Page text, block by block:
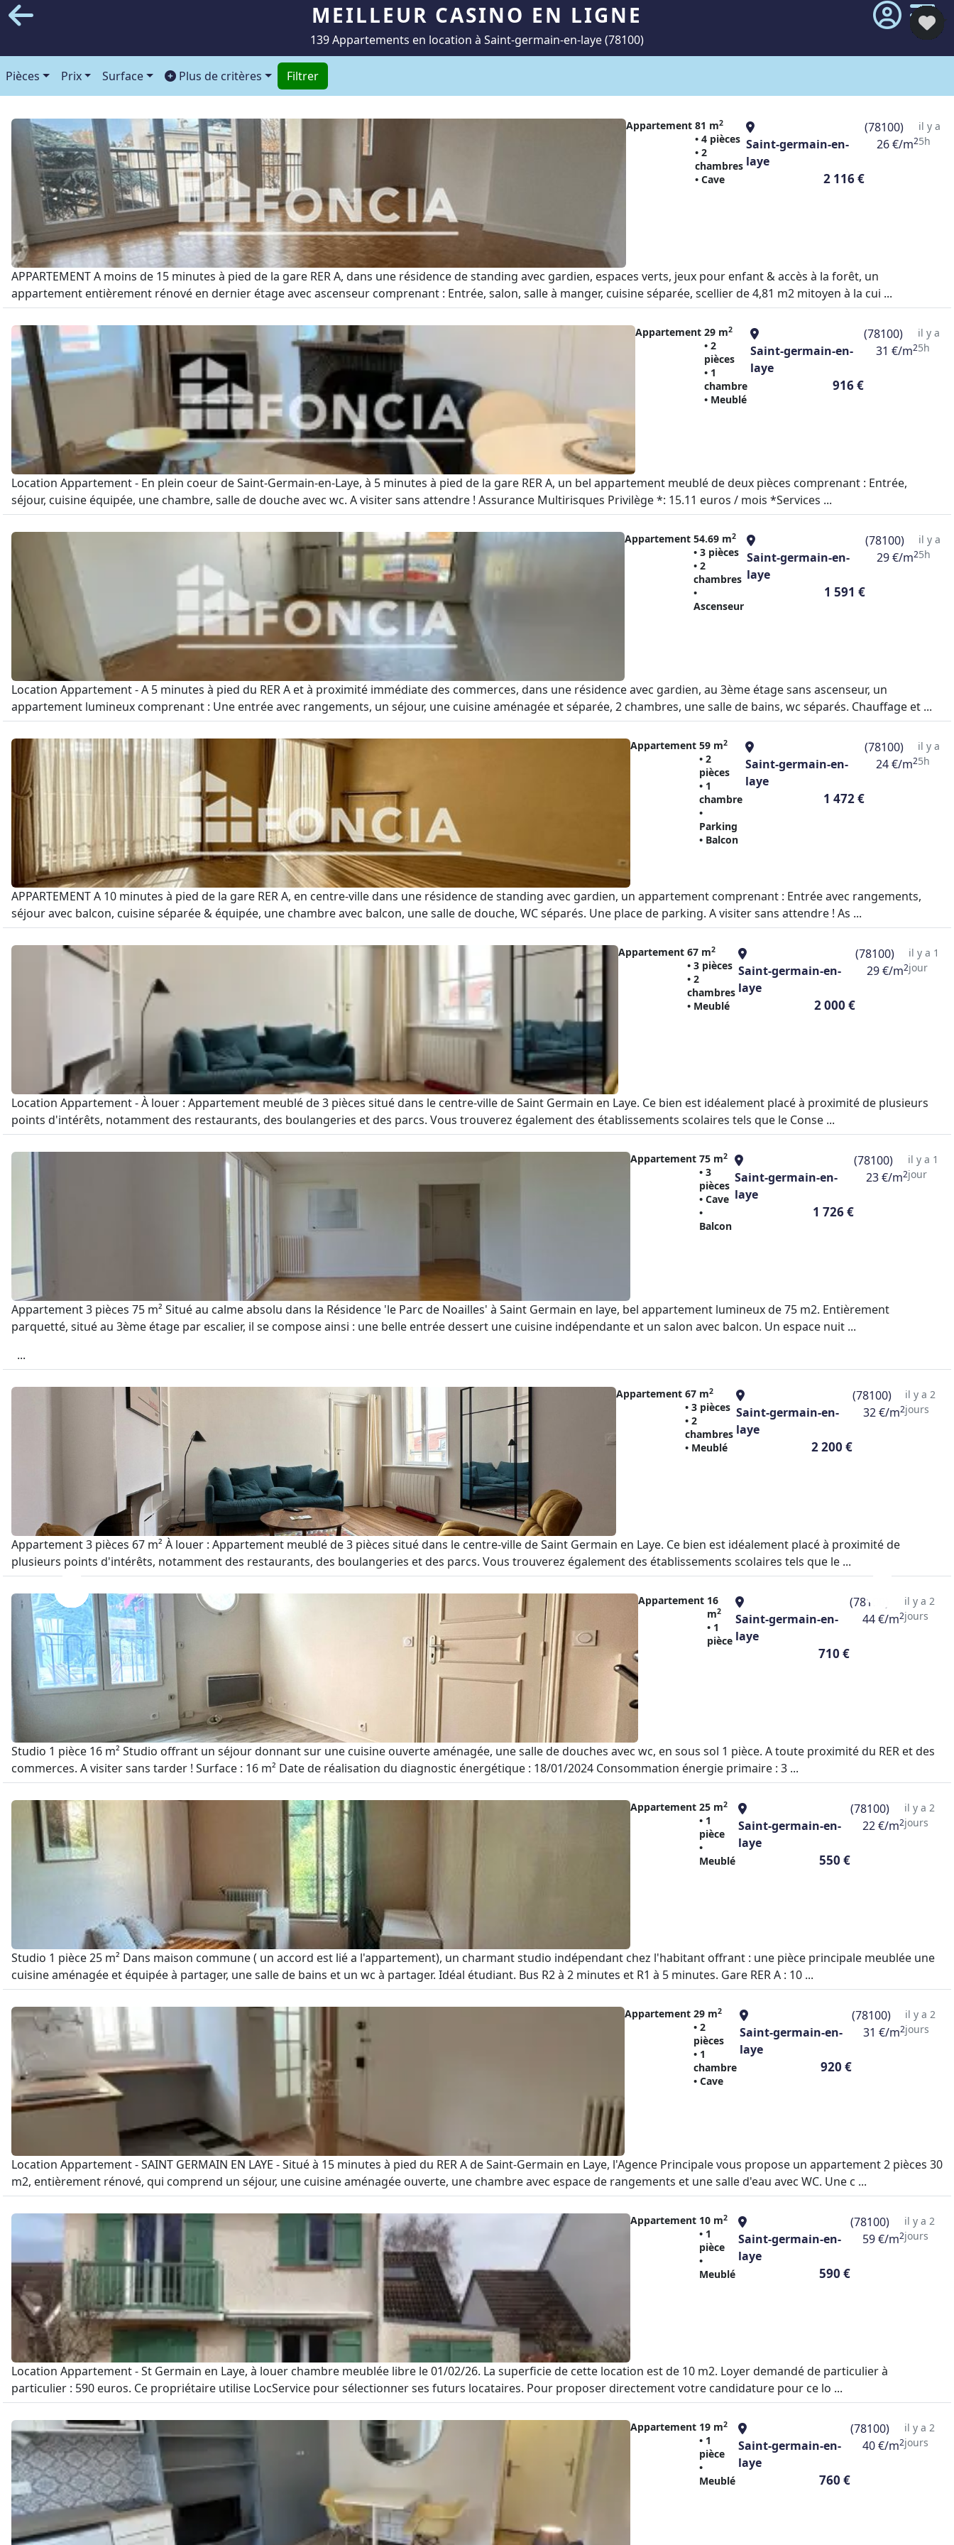
MEILLEUR CASINO EN LIGNE
139 Appartements en location à Saint-germain-en-laye (78100)
Pièces Prix Surface Plus de critères Filtrer
Appartement 81 m2
• 4 pièces
• 2
chambres
• Cave
Saint-germain-en-
laye
2 116 €
(78100)
26 €/m2
il y a
5h
APPARTEMENT A moins de 15 minutes à pied de la gare RER A, dans une résidence de standing avec gardien, espaces verts, jeux pour enfant & accès à la forêt, un
appartement entièrement rénové en dernier étage avec ascenseur comprenant : Entrée, salon, salle à manger, cuisine séparée, scellier de 4,81 m2 mitoyen à la cui ...
Appartement 29 m2
• 2
pièces
• 1
chambre
• Meublé
Saint-germain-en-
laye
916 €
(78100)
31 €/m2
il y a
5h
Location Appartement - En plein coeur de Saint-Germain-en-Laye, à 5 minutes à pied de la gare RER A, un bel appartement meublé de deux pièces comprenant : Entrée,
séjour, cuisine équipée, une chambre, salle de douche avec wc. A visiter sans attendre ! Assurance Multirisques Privilège *: 15.11 euros / mois *Services ...
Appartement 54.69 m2
• 3 pièces
• 2
chambres
•
Ascenseur
Saint-germain-en-
laye
1 591 €
(78100)
29 €/m2
il y a
5h
Location Appartement - A 5 minutes à pied du RER A et à proximité immédiate des commerces, dans une résidence avec gardien, au 3ème étage sans ascenseur, un
appartement lumineux comprenant : Une entrée avec rangements, un séjour, une cuisine aménagée et séparée, 2 chambres, une salle de bains, wc séparés. Chauffage et ...
Appartement 59 m2
• 2
pièces
• 1
chambre
•
Parking
• Balcon
Saint-germain-en-
laye
1 472 €
(78100)
24 €/m2
il y a
5h
APPARTEMENT A 10 minutes à pied de la gare RER A, en centre-ville dans une résidence de standing avec gardien, un appartement comprenant : Entrée avec rangements,
séjour avec balcon, cuisine séparée & équipée, une chambre avec balcon, une salle de douche, WC séparés. Une place de parking. A visiter sans attendre ! As ...
Appartement 67 m2
• 3 pièces
• 2
chambres
• Meublé
Saint-germain-en-
laye
2 000 €
(78100)
29 €/m2
il y a 1
jour
Location Appartement - À louer : Appartement meublé de 3 pièces situé dans le centre-ville de Saint Germain en Laye. Ce bien est idéalement placé à proximité de plusieurs
points d'intérêts, notamment des restaurants, des boulangeries et des parcs. Vous trouverez également des établissements scolaires tels que le Conse ...
Appartement 75 m2
• 3
pièces
• Cave
•
Balcon
Saint-germain-en-
laye
1 726 €
(78100)
23 €/m2
il y a 1
jour
Appartement 3 pièces 75 m² Situé au calme absolu dans la Résidence 'le Parc de Noailles' à Saint Germain en laye, bel appartement lumineux de 75 m2. Entièrement
parquetté, situé au 3ème étage par escalier, il se compose ainsi : une belle entrée dessert une cuisine indépendante et un salon avec balcon. Un espace nuit ...
...
Appartement 67 m2
• 3 pièces
• 2
chambres
• Meublé
Saint-germain-en-
laye
2 200 €
(78100)
32 €/m2
il y a 2
jours
Appartement 3 pièces 67 m² À louer : Appartement meublé de 3 pièces situé dans le centre-ville de Saint Germain en Laye. Ce bien est idéalement placé à proximité de
plusieurs points d'intérêts, notamment des restaurants, des boulangeries et des parcs. Vous trouverez également des établissements scolaires tels que le ...
Appartement 16
m2
• 1
pièce
Saint-germain-en-
laye
710 €
(78100)
44 €/m2
il y a 2
jours
Studio 1 pièce 16 m² Studio offrant un séjour donnant sur une cuisine ouverte aménagée, une salle de douches avec wc, en sous sol 1 pièce. A toute proximité du RER et des
commerces. A visiter sans tarder ! Surface : 16 m² Date de réalisation du diagnostic énergétique : 18/01/2024 Consommation énergie primaire : 3 ...
Appartement 25 m2
• 1
pièce
•
Meublé
Saint-germain-en-
laye
550 €
(78100)
22 €/m2
il y a 2
jours
Studio 1 pièce 25 m² Dans maison commune ( un accord est lié a l'appartement), un charmant studio indépendant chez l'habitant offrant : une pièce principale meublée une
cuisine aménagée et équipée à partager, une salle de bains et un wc à partager. Idéal étudiant. Bus R2 à 2 minutes et R1 à 5 minutes. Gare RER A : 10 ...
Appartement 29 m2
• 2
pièces
• 1
chambre
• Cave
Saint-germain-en-
laye
920 €
(78100)
31 €/m2
il y a 2
jours
Location Appartement - SAINT GERMAIN EN LAYE - Situé à 15 minutes à pied du RER A de Saint-Germain en Laye, l'Agence Principale vous propose un appartement 2 pièces 30
m2, entièrement rénové, qui comprend un séjour, une cuisine aménagée ouverte, une chambre avec espace de rangements et une salle d'eau avec WC. Une c ...
Appartement 10 m2
• 1
pièce
•
Meublé
Saint-germain-en-
laye
590 €
(78100)
59 €/m2
il y a 2
jours
Location Appartement - St Germain en Laye, à louer chambre meublée libre le 01/02/26. La superficie de cette location est de 10 m2. Loyer demandé de particulier à
particulier : 590 euros. Ce propriétaire utilise LocService pour sélectionner ses futurs locataires. Pour proposer directement votre candidature pour ce lo ...
Appartement 19 m2
• 1
pièce
•
Meublé
Saint-germain-en-
laye
760 €
(78100)
40 €/m2
il y a 2
jours